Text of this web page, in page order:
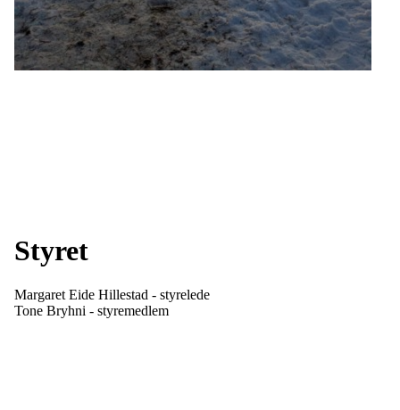
Styret
Margaret Eide Hillestad - styrelede
Tone Bryhni - styremedlem